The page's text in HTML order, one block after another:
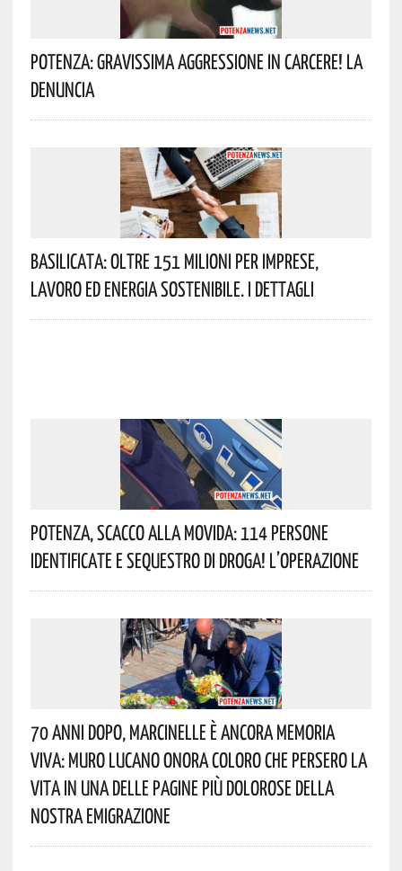
Potenza: Gravissima Aggressione In Carcere! La
Denuncia
Basilicata: Oltre 151 Milioni Per Imprese,
Lavoro Ed Energia Sostenibile. I Dettagli
Potenza, Scacco Alla Movida: 114 Persone
Identificate E Sequestro Di Droga! L’operazione
70 Anni Dopo, Marcinelle È Ancora Memoria
Viva: Muro Lucano Onora Coloro Che Persero La
Vita In Una Delle Pagine Più Dolorose Della
Nostra Emigrazione